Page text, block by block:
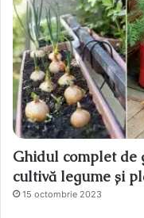
Ghidul complet de
cultivă legume și
15 octombrie 2023